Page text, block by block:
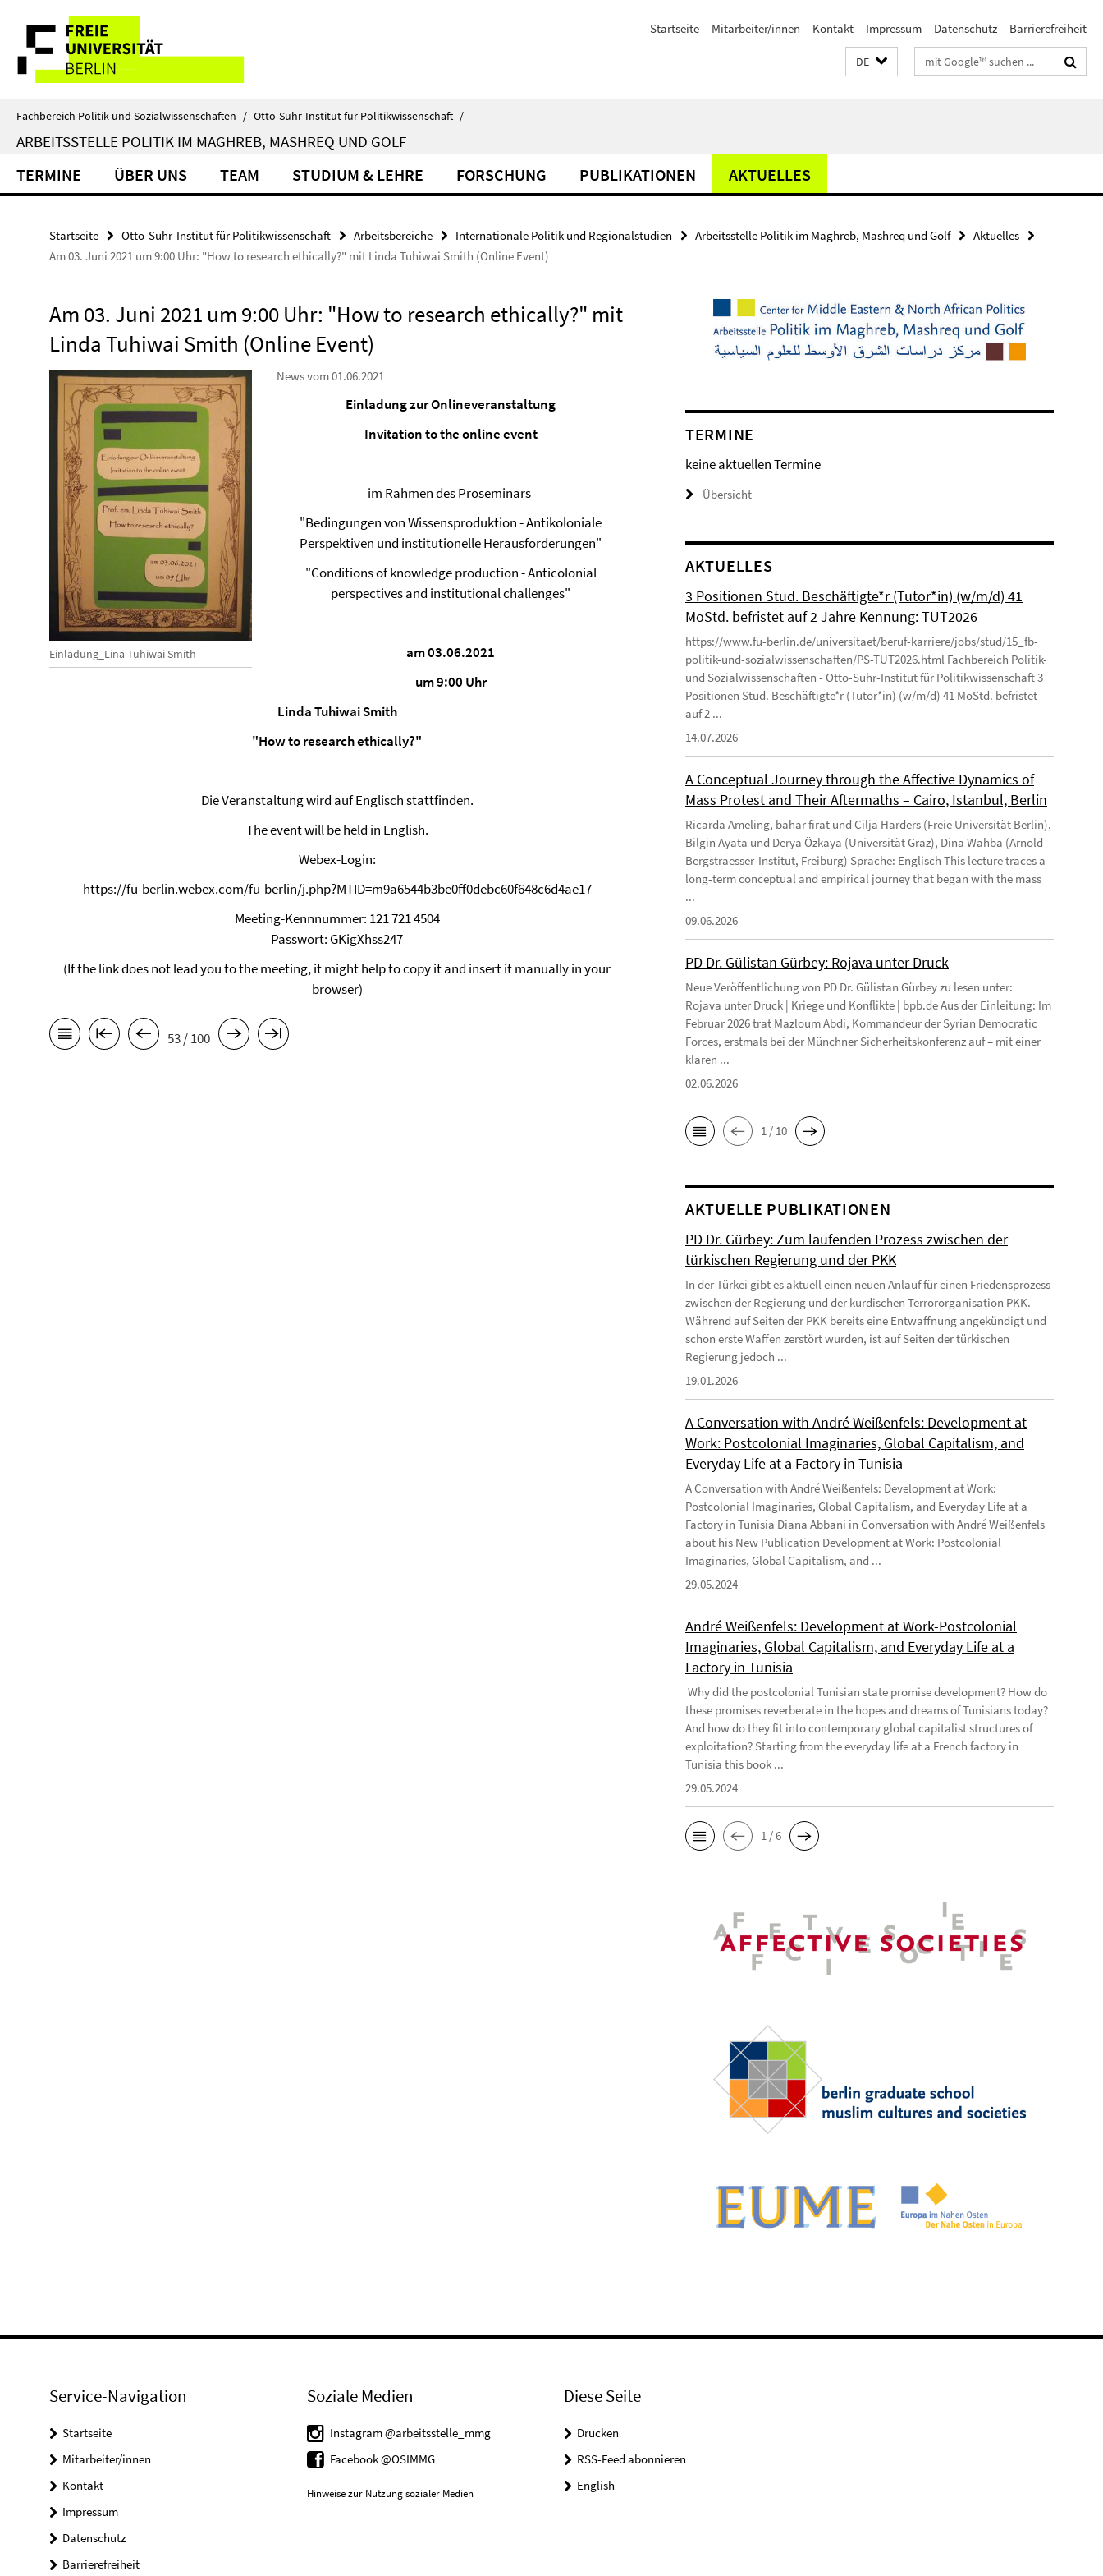
direkt
Inhalt
Service-
Navigation
Startseite Mitarbeiter/innen Kontakt Impressum Datenschutz Barrierefreiheit
DE Suchbegriffe
Fachbereich Politik und Sozialwissenschaften / Otto-Suhr-Institut für Politikwissenschaft /
ARBEITSSTELLE POLITIK IM MAGHREB, MASHREQ UND GOLF
TERMINE ÜBER UNS TEAM STUDIUM & LEHRE FORSCHUNG PUBLIKATIONEN AKTUELLES
Startseite Otto-Suhr-Institut für Politikwissenschaft Arbeitsbereiche Internationale Politik und Regionalstudien Arbeitsstelle Politik im Maghreb, Mashreq und Golf
Aktuelles
Am 03. Juni 2021 um 9:00 Uhr: "How to research ethically?" mit Linda Tuhiwai Smith (Online Event)
Am 03. Juni 2021 um 9:00 Uhr: "How to research ethically?" mit
Linda Tuhiwai Smith (Online Event)
Einladung_Lina Tuhiwai Smith
News vom 01.06.2021
Einladung zur Onlineveranstaltung
Invitation to the online event
im Rahmen des Proseminars
"Bedingungen von Wissensproduktion - Antikoloniale
Perspektiven und institutionelle Herausforderungen"
"Conditions of knowledge production - Anticolonial
perspectives and institutional challenges"
am 03.06.2021
um 9:00 Uhr
Linda Tuhiwai Smith
"How to research ethically?"
Die Veranstaltung wird auf Englisch stattfinden.
The event will be held in English.
Webex-Login:
https://fu-berlin.webex.com/fu-berlin/j.php?MTID=m9a6544b3be0ff0debc60f648c6d4ae17
Meeting-Kennnummer: 121 721 4504
Passwort: GKigXhss247
(If the link does not lead you to the meeting, it might help to copy it and insert it manually in your
browser)
53 / 100
TERMINE
keine aktuellen Termine
Übersicht
AKTUELLES
3 Positionen Stud. Beschäftigte*r (Tutor*in) (w/m/d) 41
MoStd. befristet auf 2 Jahre Kennung: TUT2026
https://www.fu-berlin.de/universitaet/beruf-karriere/jobs/stud/15_fb-
politik-und-sozialwissenschaften/PS-TUT2026.html Fachbereich Politik-
und Sozialwissenschaften - Otto-Suhr-Institut für Politikwissenschaft 3
Positionen Stud. Beschäftigte*r (Tutor*in) (w/m/d) 41 MoStd. befristet
auf 2 ...
14.07.2026
A Conceptual Journey through the Affective Dynamics of
Mass Protest and Their Aftermaths – Cairo, Istanbul, Berlin
Ricarda Ameling, bahar firat und Cilja Harders (Freie Universität Berlin),
Bilgin Ayata und Derya Özkaya (Universität Graz), Dina Wahba (Arnold-
Bergstraesser-Institut, Freiburg) Sprache: Englisch This lecture traces a
long-term conceptual and empirical journey that began with the mass
...
09.06.2026
PD Dr. Gülistan Gürbey: Rojava unter Druck
Neue Veröffentlichung von PD Dr. Gülistan Gürbey zu lesen unter:
Rojava unter Druck | Kriege und Konflikte | bpb.de Aus der Einleitung: Im
Februar 2026 trat Mazloum Abdi, Kommandeur der Syrian Democratic
Forces, erstmals bei der Münchner Sicherheitskonferenz auf – mit einer
klaren ...
02.06.2026
1 / 10
AKTUELLE PUBLIKATIONEN
PD Dr. Gürbey: Zum laufenden Prozess zwischen der
türkischen Regierung und der PKK
In der Türkei gibt es aktuell einen neuen Anlauf für einen Friedensprozess
zwischen der Regierung und der kurdischen Terrororganisation PKK.
Während auf Seiten der PKK bereits eine Entwaffnung angekündigt und
schon erste Waffen zerstört wurden, ist auf Seiten der türkischen
Regierung jedoch ...
19.01.2026
A Conversation with André Weißenfels: Development at
Work: Postcolonial Imaginaries, Global Capitalism, and
Everyday Life at a Factory in Tunisia
A Conversation with André Weißenfels: Development at Work:
Postcolonial Imaginaries, Global Capitalism, and Everyday Life at a
Factory in Tunisia Diana Abbani in Conversation with André Weißenfels
about his New Publication Development at Work: Postcolonial
Imaginaries, Global Capitalism, and ...
29.05.2024
André Weißenfels: Development at Work-Postcolonial
Imaginaries, Global Capitalism, and Everyday Life at a
Factory in Tunisia
Why did the postcolonial Tunisian state promise development? How do
these promises reverberate in the hopes and dreams of Tunisians today?
And how do they fit into contemporary global capitalist structures of
exploitation? Starting from the everyday life at a French factory in
Tunisia this book ...
29.05.2024
1 / 6
Service-Navigation
Startseite
Mitarbeiter/innen
Kontakt
Impressum
Datenschutz
Barrierefreiheit
Soziale Medien
Instagram @arbeitsstelle_mmg
Facebook @OSIMMG
Hinweise zur Nutzung sozialer Medien
Diese Seite
Drucken
RSS-Feed abonnieren
English